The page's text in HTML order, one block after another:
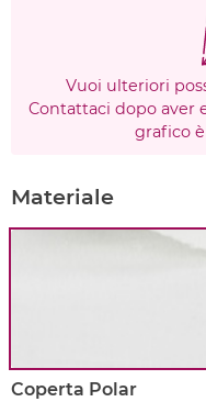
Vuoi ulteriori
Contattaci dopo aver
grafico
Materiale
Coperta Polar